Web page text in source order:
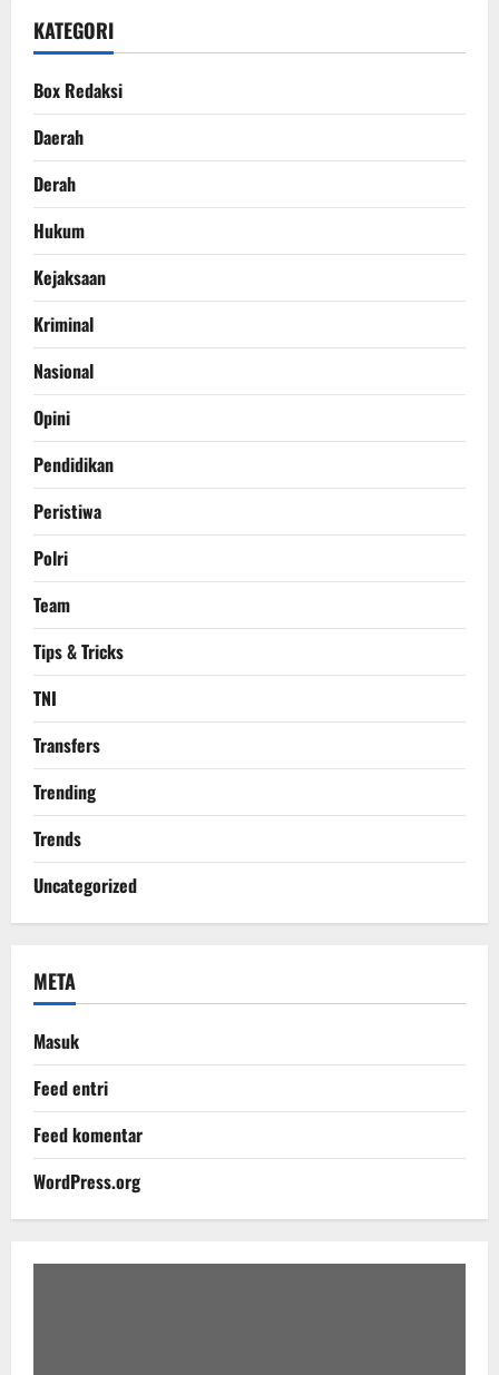
KATEGORI
Box Redaksi
Daerah
Derah
Hukum
Kejaksaan
Kriminal
Nasional
Opini
Pendidikan
Peristiwa
Polri
Team
Tips & Tricks
TNI
Transfers
Trending
Trends
Uncategorized
META
Masuk
Feed entri
Feed komentar
WordPress.org